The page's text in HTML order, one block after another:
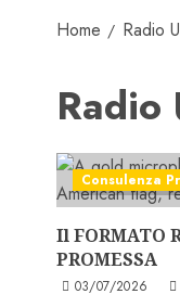
Home Radio
Radio
5 minuti di
Consulenza
Il FORMATO
PROMESSA
03/07/2026